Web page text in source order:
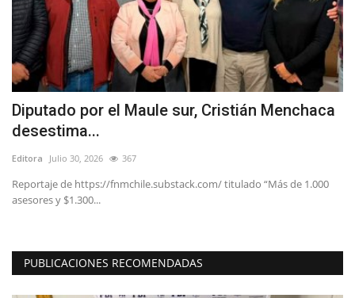
Diputado por el Maule sur, Cristián Menchaca
desestima...
Editora Julio 30, 2026 367
Reportaje de https://fnmchile.substack.com/ titulado “Más de 1.000
asesores y $1.300...
PUBLICACIONES RECOMENDADAS